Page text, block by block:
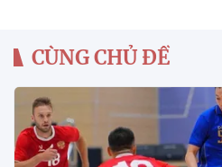
CÙNG CHỦ ĐỀ